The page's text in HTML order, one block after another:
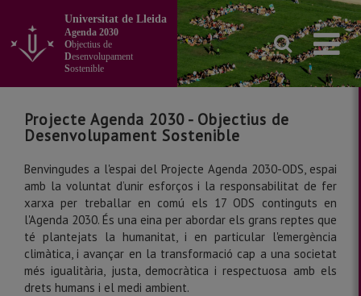
contingut
principal
la
Universitat de Lleida
Agenda 2030
Objectius de
Desenvolupament
Sostenible
Projecte Agenda 2030 - Objectius de
Desenvolupament Sostenible
Benvingudes a l'espai del Projecte Agenda 2030-ODS, espai
amb la voluntat d’unir esforços i la responsabilitat de fer
xarxa per treballar en comú els 17 ODS continguts en
l'Agenda 2030. És una eina per abordar els grans reptes que
té plantejats la humanitat, i en particular l'emergència
climàtica, i avançar en la transformació cap a una societat
més igualitària, justa, democràtica i respectuosa amb els
drets humans i el medi ambient.